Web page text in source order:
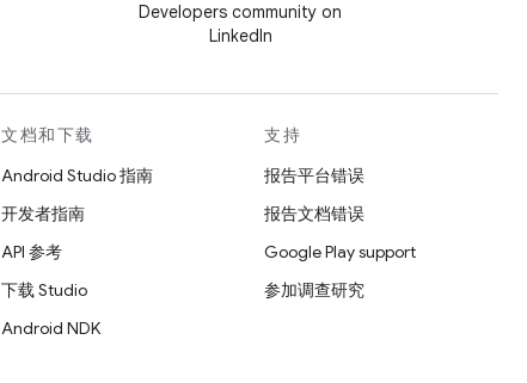
Developers community on
LinkedIn
文档和下载
Android Studio 指南
开发者指南
API 参考
下载 Studio
Android NDK
支持
报告平台错误
报告文档错误
Google Play support
参加调查研究